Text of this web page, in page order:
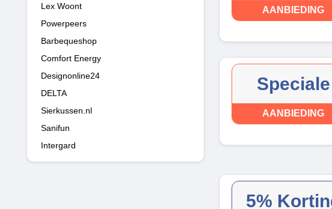
Lex Woont
Powerpeers
Barbequeshop
Comfort Energy
Designonline24
DELTA
Sierkussen.nl
Sanifun
Intergard
AANBIEDING
Speciale
AANBIEDING
5%